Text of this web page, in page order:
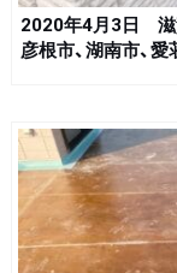
2020年4月3日 滋
彦根市、湖南市、